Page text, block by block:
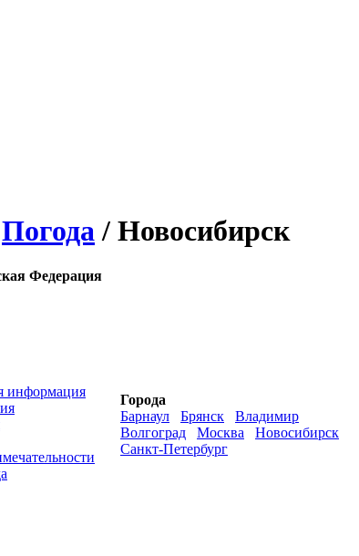
Погода/ Новосибирск
Федерация
информация
Города
Барнаул
Брянск
Владимир
Волгоград
Москва
Новосибирск
Санкт-Петербург